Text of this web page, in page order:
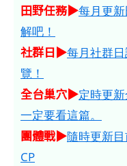
田野任務▶每月更
解吧！
社群日▶每月社群
覽！
全台巢穴▶定時更
一定要看這篇。
團體戰▶隨時更新
CP